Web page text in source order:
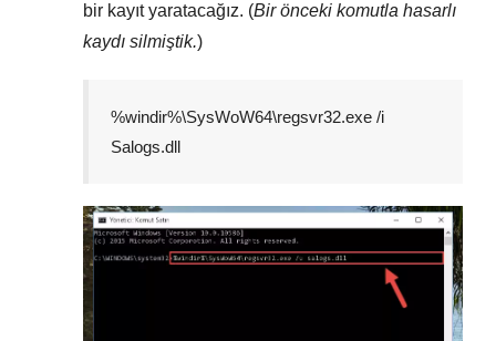
bir kayıt yaratacağız. (Bir önceki komutla hasarlı
kaydı silmiştik.)
%windir%\SysWoW64\regsvr32.exe /i
Salogs.dll